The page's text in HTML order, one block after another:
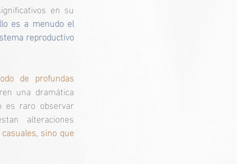
en su
es a menudo el
reproductivo
de profundas
una dramática
es raro observar
alteraciones
sino que